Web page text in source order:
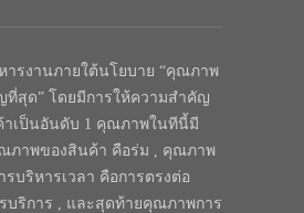
ารงานภายใต้นโยบาย “คุณภาพ
ที่สุด” โดยมีการให้ความสำคัญ
เป็นอันดับ 1 คุณภาพในทีนี้มี
ภาพของสินค้า คือร่ม , คุณภาพ
บริหารเวลา คือการตรงต่อ
บริการ , และสุดท้ายคุณภาพการ